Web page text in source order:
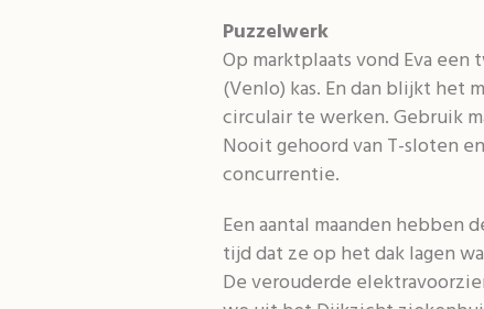
Puzzelwerk
Op marktplaats vond Eva
(Venlo) kas. En dan blijkt het
circulair te werken. Gebruik
Nooit gehoord van T-sloten
concurrentie.
Een aantal maanden hebben
tijd dat ze op het dak lagen
De verouderde